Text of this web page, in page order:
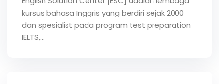
kursus bahasa Inggris yang berdiri sejak 2000
dan spesialist pada program test preparation
IELTS,…